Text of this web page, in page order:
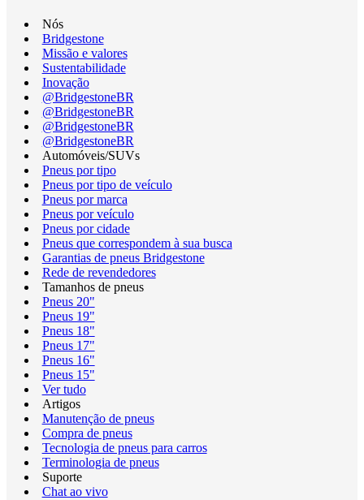
Nós
Bridgestone
Missão e valores
Sustentabilidade
Inovação
@BridgestoneBR
@BridgestoneBR
@BridgestoneBR
@BridgestoneBR
Automóveis/SUVs
Pneus por tipo
Pneus por tipo de veículo
Pneus por marca
Pneus por veículo
Pneus por cidade
Pneus que correspondem à sua busca
Garantias de pneus Bridgestone
Rede de revendedores
Tamanhos de pneus
Pneus 20"
Pneus 19"
Pneus 18"
Pneus 17"
Pneus 16"
Pneus 15"
Ver tudo
Artigos
Manutenção de pneus
Compra de pneus
Tecnologia de pneus para carros
Terminologia de pneus
Suporte
Chat ao vivo